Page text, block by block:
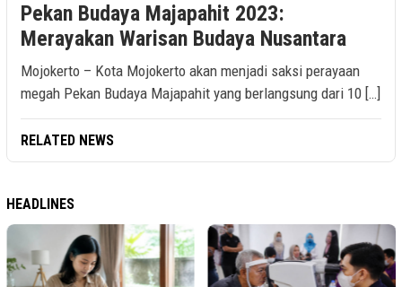
Pekan Budaya Majapahit 2023:
Merayakan Warisan Budaya Nusantara
Mojokerto – Kota Mojokerto akan menjadi saksi perayaan
megah Pekan Budaya Majapahit yang berlangsung dari 10 […]
RELATED NEWS
HEADLINES